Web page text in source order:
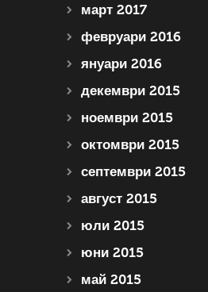
март 2017
февруари 2016
януари 2016
декември 2015
ноември 2015
октомври 2015
септември 2015
август 2015
юли 2015
юни 2015
май 2015